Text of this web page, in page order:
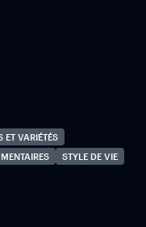
ET VARIÉTÉS
STYLE DE VIE